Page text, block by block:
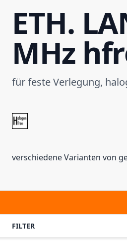
ETH.
MHz
für feste Verlegung,
verschiedene Varianten von
FILTER